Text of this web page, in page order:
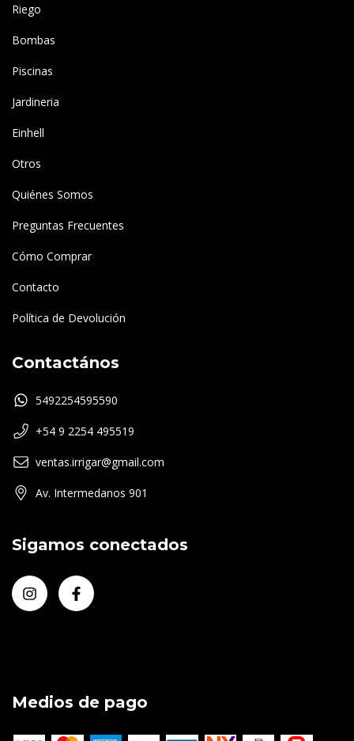
Riego
Bombas
Piscinas
Jardineria
Einhell
Otros
Quiénes Somos
Preguntas Frecuentes
Cómo Comprar
Contacto
Política de Devolución
Contactános
5492254595590
+54 9 2254 495519
ventas.irrigar@gmail.com
Av. Intermedanos 901
Sigamos conectados
Medios de pago